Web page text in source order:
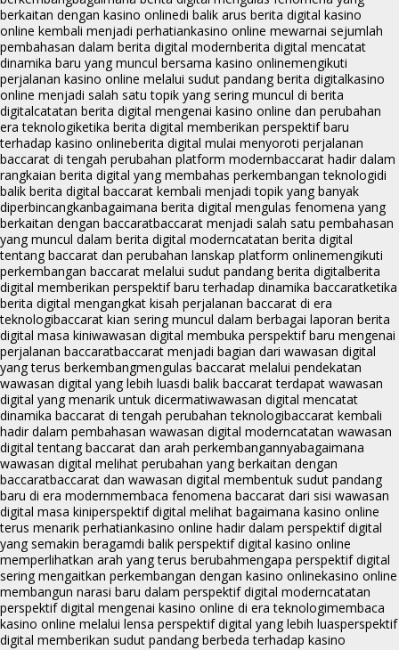
berkaitan dengan kasino onlinedi balik arus berita digital kasino
online kembali menjadi perhatiankasino online mewarnai sejumlah
pembahasan dalam berita digital modernberita digital mencatat
dinamika baru yang muncul bersama kasino onlinemengikuti
perjalanan kasino online melalui sudut pandang berita digitalkasino
online menjadi salah satu topik yang sering muncul di berita
digitalcatatan berita digital mengenai kasino online dan perubahan
era teknologiketika berita digital memberikan perspektif baru
terhadap kasino onlineberita digital mulai menyoroti perjalanan
baccarat di tengah perubahan platform modernbaccarat hadir dalam
rangkaian berita digital yang membahas perkembangan teknologidi
balik berita digital baccarat kembali menjadi topik yang banyak
diperbincangkanbagaimana berita digital mengulas fenomena yang
berkaitan dengan baccaratbaccarat menjadi salah satu pembahasan
yang muncul dalam berita digital moderncatatan berita digital
tentang baccarat dan perubahan lanskap platform onlinemengikuti
perkembangan baccarat melalui sudut pandang berita digitalberita
digital memberikan perspektif baru terhadap dinamika baccaratketika
berita digital mengangkat kisah perjalanan baccarat di era
teknologibaccarat kian sering muncul dalam berbagai laporan berita
digital masa kiniwawasan digital membuka perspektif baru mengenai
perjalanan baccaratbaccarat menjadi bagian dari wawasan digital
yang terus berkembangmengulas baccarat melalui pendekatan
wawasan digital yang lebih luasdi balik baccarat terdapat wawasan
digital yang menarik untuk dicermatiwawasan digital mencatat
dinamika baccarat di tengah perubahan teknologibaccarat kembali
hadir dalam pembahasan wawasan digital moderncatatan wawasan
digital tentang baccarat dan arah perkembangannyabagaimana
wawasan digital melihat perubahan yang berkaitan dengan
baccaratbaccarat dan wawasan digital membentuk sudut pandang
baru di era modernmembaca fenomena baccarat dari sisi wawasan
digital masa kiniperspektif digital melihat bagaimana kasino online
terus menarik perhatiankasino online hadir dalam perspektif digital
yang semakin beragamdi balik perspektif digital kasino online
memperlihatkan arah yang terus berubahmengapa perspektif digital
sering mengaitkan perkembangan dengan kasino onlinekasino online
membangun narasi baru dalam perspektif digital moderncatatan
perspektif digital mengenai kasino online di era teknologimembaca
kasino online melalui lensa perspektif digital yang lebih luasperspektif
digital memberikan sudut pandang berbeda terhadap kasino